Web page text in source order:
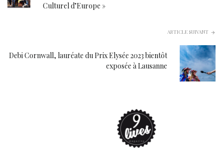
Culturel d’Europe »
ARTICLE SUIVANT
Debi Cornwall, lauréate du Prix Elysée 2023 bientôt
exposée à Lausanne